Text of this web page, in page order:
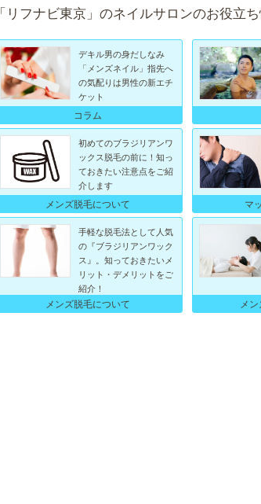
「リフナビ東京」のネイルサロンのお役立
デキル男の身だしなみ
「メンズネイル」指先へ
の気配りは男性の新エチ
ケット
コラム
初めてのブラジリアンワ
ックス脱毛の前に！知っ
ておきたい注意点をご紹
介します
メンズ脱毛について マ
手軽な脱毛法として人気
の『ブラジリアンワック
ス』。知っておきたいメ
リット・デメリットをご
紹介！
メンズ脱毛について メ